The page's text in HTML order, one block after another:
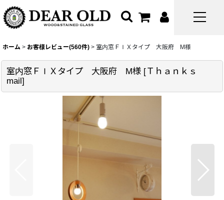
ホーム > お客様レビュー(560件) > 室内窓ＦＩＸタイプ 大阪府 M様
室内窓ＦＩＸタイプ 大阪府 M様 [Ｔｈａｎｋｓ
mail]